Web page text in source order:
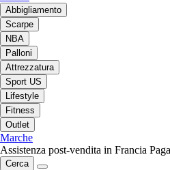
Abbigliamento
Scarpe
NBA
Palloni
Attrezzatura
Sport US
Lifestyle
Fitness
Outlet
Marche
Assistenza post-vendita in Francia
Cerca